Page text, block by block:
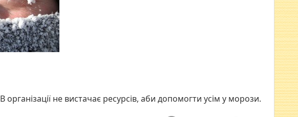
В організації не вистачає ресурсів, аби допомогти усім у морози.